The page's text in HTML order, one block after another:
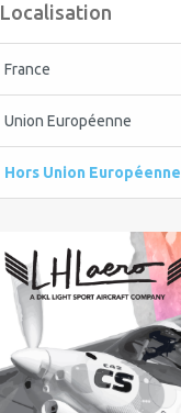
Localisation
France
Union Européenne
Hors Union Européenne